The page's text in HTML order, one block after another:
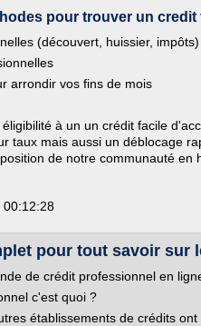
pour trouver un credit
(découvert, huissier, impôts)
arrondir vos fins de mois
à un un crédit facile
taux mais aussi un déblocage
de notre communauté en
00:12:28
pour tout savoir sur
de crédit professionnel en
c'est quoi ?
établissements de crédits